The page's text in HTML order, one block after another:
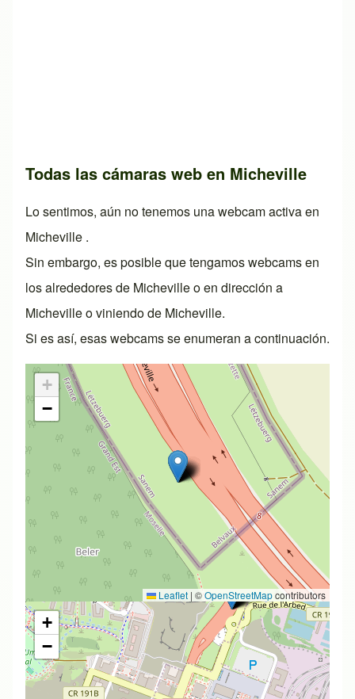
Todas las cámaras web en Micheville
Lo sentimos, aún no tenemos una webcam activa en
Micheville .
Sin embargo, es posible que tengamos webcams en
los alrededores de Micheville o en dirección a
Micheville o viniendo de Micheville.
Si es así, esas webcams se enumeran a continuación.
+
−
Leaflet | ©OpenStreetMapcontributors
+
−